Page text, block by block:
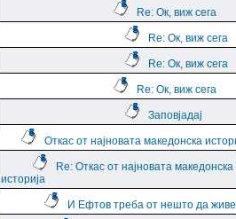
Re: Ок, виж сега
Re: Ок, виж сега
Re: Ок, виж сега
Re: Ок, виж сега
Заповјадај
Откас от најновата македонска
Re: Откас от најновата македонска
историја
И Ефтов треба от нешто да